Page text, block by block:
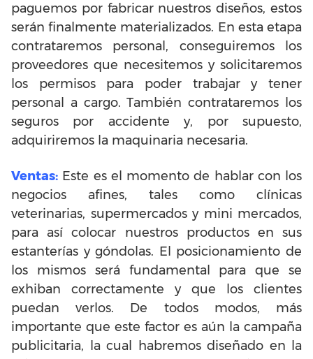
paguemos por fabricar nuestros diseños, estos
serán finalmente materializados. En esta etapa
contrataremos personal, conseguiremos los
proveedores que necesitemos y solicitaremos
los permisos para poder trabajar y tener
personal a cargo. También contrataremos los
seguros por accidente y, por supuesto,
adquiriremos la maquinaria necesaria.
Ventas: Este es el momento de hablar con los
negocios afines, tales como clínicas
veterinarias, supermercados y mini mercados,
para así colocar nuestros productos en sus
estanterías y góndolas. El posicionamiento de
los mismos será fundamental para que se
exhiban correctamente y que los clientes
puedan verlos. De todos modos, más
importante que este factor es aún la campaña
publicitaria, la cual habremos diseñado en la